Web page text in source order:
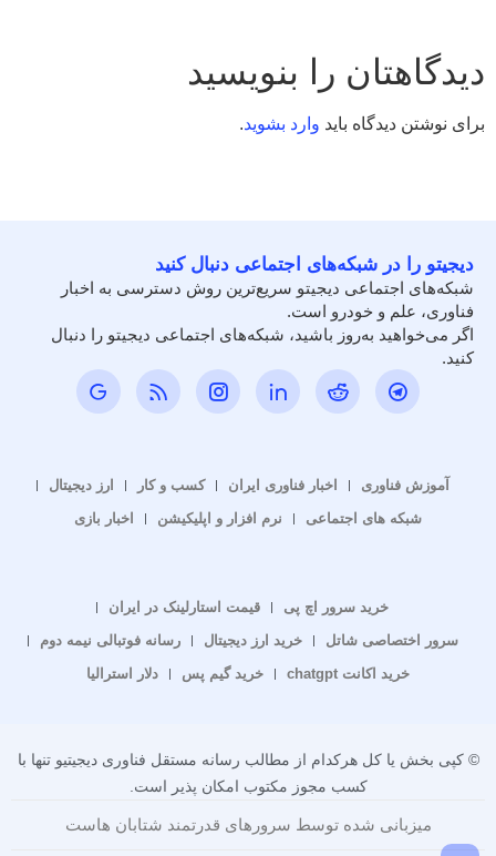
دیدگاهتان را بنویسید
برای نوشتن دیدگاه باید وارد بشوید.
دیجیتو را در شبکه‌های اجتماعی دنبال کنید
شبکه‌های اجتماعی دیجیتو سریع‌ترین روش دسترسی به اخبار
فناوری، علم و خودرو است.
اگر می‌خواهید به‌روز باشید، شبکه‌های اجتماعی دیجیتو را دنبال
کنید.
آموزش فناوری اخبار فناوری ایران کسب و کار
ارز دیجیتال
شبکه های اجتماعی
نرم افزار و اپلیکیشن اخبار بازی
خرید سرور اچ پی
قیمت استارلینک در ایران
سرور اختصاصی شاتل
خرید ارز دیجیتال
رسانه فوتبالی نیمه دوم
خرید اکانت chatgpt
خرید گیم پس دلار استرالیا
© کپی بخش یا کل هرکدام از مطالب رسانه مستقل فناوری دیجیتیو تنها با
کسب مجوز مکتوب امکان پذیر است.
میزبانی شده توسط سرورهای قدرتمند شتابان هاست